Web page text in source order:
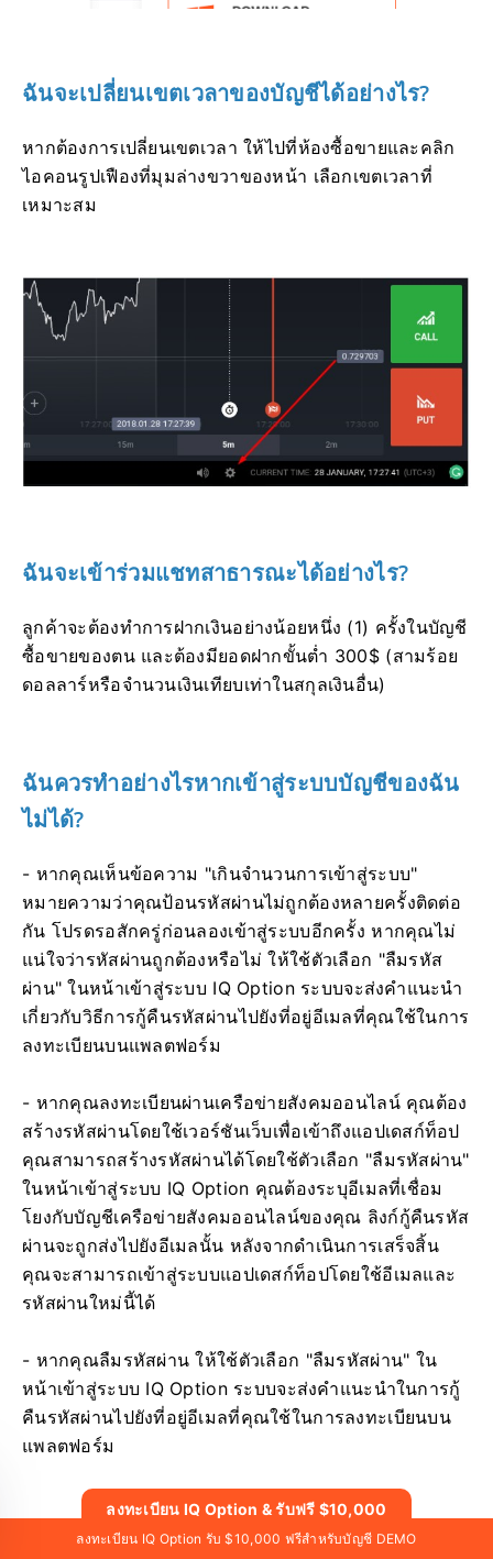
ฉันจะเปลี่ยนเขตเวลาของบัญชีได้อย่างไร?
หากต้องการเปลี่ยนเขตเวลา ให้ไปที่ห้องซื้อขายและคลิก
ไอคอนรูปเฟืองที่มุมล่างขวาของหน้า เลือกเขตเวลาที่
เหมาะสม
ฉันจะเข้าร่วมแชทสาธารณะได้อย่างไร?
ลูกค้าจะต้องทำการฝากเงินอย่างน้อยหนึ่ง (1) ครั้งในบัญชี
ซื้อขายของตน และต้องมียอดฝากขั้นต่ำ 300$ (สามร้อย
ดอลลาร์หรือจำนวนเงินเทียบเท่าในสกุลเงินอื่น)
ฉันควรทำอย่างไรหากเข้าสู่ระบบบัญชีของฉัน
ไม่ได้?
- หากคุณเห็นข้อความ "เกินจำนวนการเข้าสู่ระบบ"
หมายความว่าคุณป้อนรหัสผ่านไม่ถูกต้องหลายครั้งติดต่อ
กัน โปรดรอสักครู่ก่อนลองเข้าสู่ระบบอีกครั้ง หากคุณไม่
แน่ใจว่ารหัสผ่านถูกต้องหรือไม่ ให้ใช้ตัวเลือก "ลืมรหัส
ผ่าน" ในหน้าเข้าสู่ระบบ IQ Option ระบบจะส่งคำแนะนำ
เกี่ยวกับวิธีการกู้คืนรหัสผ่านไปยังที่อยู่อีเมลที่คุณใช้ในการ
ลงทะเบียนบนแพลตฟอร์ม
- หากคุณลงทะเบียนผ่านเครือข่ายสังคมออนไลน์ คุณต้อง
สร้างรหัสผ่านโดยใช้เวอร์ชันเว็บเพื่อเข้าถึงแอปเดสก์ท็อป
คุณสามารถสร้างรหัสผ่านได้โดยใช้ตัวเลือก "ลืมรหัสผ่าน"
ในหน้าเข้าสู่ระบบ IQ Option คุณต้องระบุอีเมลที่เชื่อม
โยงกับบัญชีเครือข่ายสังคมออนไลน์ของคุณ ลิงก์กู้คืนรหัส
ผ่านจะถูกส่งไปยังอีเมลนั้น หลังจากดำเนินการเสร็จสิ้น
คุณจะสามารถเข้าสู่ระบบแอปเดสก์ท็อปโดยใช้อีเมลและ
รหัสผ่านใหม่นี้ได้
- หากคุณลืมรหัสผ่าน ให้ใช้ตัวเลือก "ลืมรหัสผ่าน" ใน
หน้าเข้าสู่ระบบ IQ Option ระบบจะส่งคำแนะนำในการกู้
คืนรหัสผ่านไปยังที่อยู่อีเมลที่คุณใช้ในการลงทะเบียนบน
แพลตฟอร์ม
ลงทะเบียน IQ Option & รับฟรี $10,000
รับ $10,000 ฟรีสำหรับผู้เริ่มต้น
ลงทะเบียน IQ Option รับ $10,000 ฟรีสำหรับบัญชี DEMO